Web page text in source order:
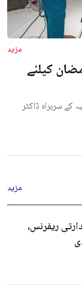
مزید
کیلئے
سربراہ ڈاکٹر
مزید
صدارتی ریفرنس،